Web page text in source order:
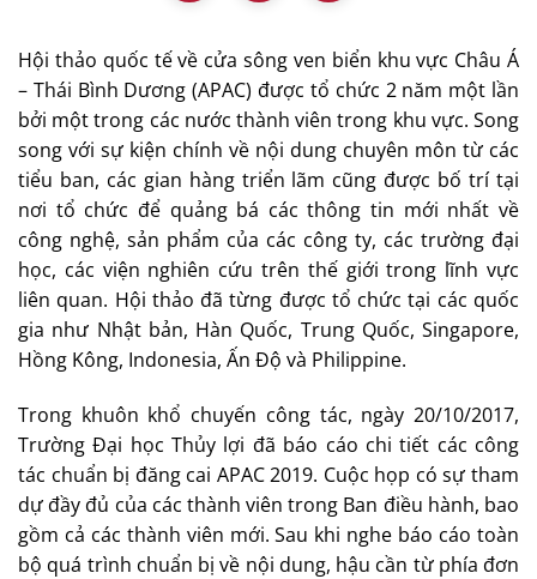
Hội thảo quốc tế về cửa sông ven biển khu vực Châu Á
– Thái Bình Dương (APAC) được tổ chức 2 năm một lần
bởi một trong các nước thành viên trong khu vực. Song
song với sự kiện chính về nội dung chuyên môn từ các
tiểu ban, các gian hàng triển lãm cũng được bố trí tại
nơi tổ chức để quảng bá các thông tin mới nhất về
công nghệ, sản phẩm của các công ty, các trường đại
học, các viện nghiên cứu trên thế giới trong lĩnh vực
liên quan. Hội thảo đã từng được tổ chức tại các quốc
gia như Nhật bản, Hàn Quốc, Trung Quốc, Singapore,
Hồng Kông, Indonesia, Ấn Độ và Philippine.
Trong khuôn khổ chuyến công tác, ngày 20/10/2017,
Trường Đại học Thủy lợi đã báo cáo chi tiết các công
tác chuẩn bị đăng cai APAC 2019. Cuộc họp có sự tham
dự đầy đủ của các thành viên trong Ban điều hành, bao
gồm cả các thành viên mới. Sau khi nghe báo cáo toàn
bộ quá trình chuẩn bị về nội dung, hậu cần từ phía đơn